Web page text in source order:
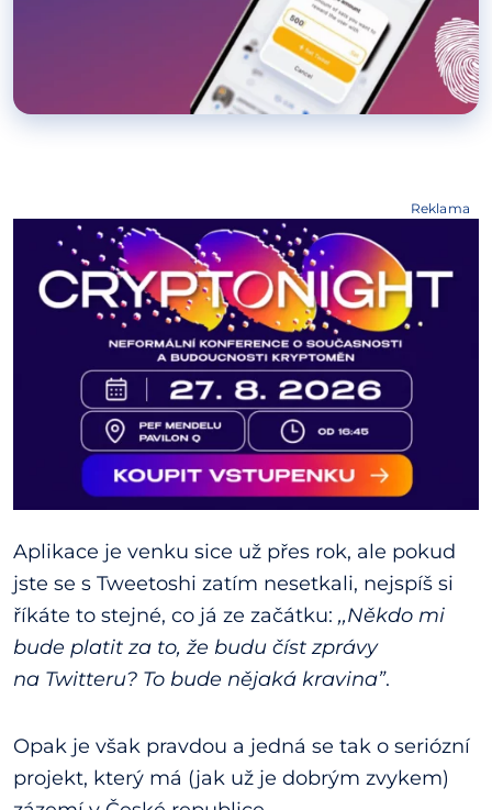
Reklama
Aplikace je venku sice už přes rok, ale pokud
jste se s Tweetoshi zatím nesetkali, nejspíš si
říkáte to stejné, co já ze začátku: ,,Někdo mi
bude platit za to, že budu číst zprávy
na Twitteru? To bude nějaká kravina”.
Opak je však pravdou a jedná se tak o seriózní
projekt, který má (jak už je dobrým zvykem)